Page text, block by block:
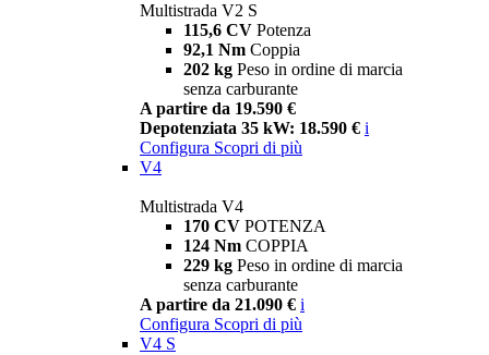
Multistrada V2 S
115,6 CV Potenza
92,1 Nm Coppia
202 kg Peso in ordine di marcia
senza carburante
A partire da 19.590 €
Depotenziata 35 kW: 18.590 € i
Configura Scopri di più
V4
Multistrada V4
170 CV POTENZA
124 Nm COPPIA
229 kg Peso in ordine di marcia
senza carburante
A partire da 21.090 € i
Configura Scopri di più
V4 S